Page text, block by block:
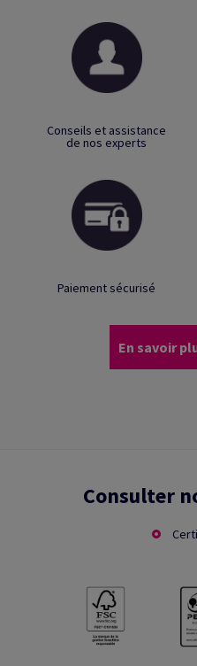
Conseils et assistance
de nos experts
Paiement sécurisé
En savoir
Consulter